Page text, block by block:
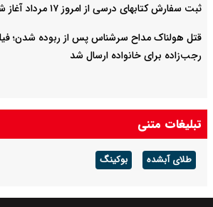
ثبت سفارش کتابهای درسی از امروز ۱۷ مرداد آغاز شد
قتل هولناک مداح سرشناس پس از ربوده شدن؛
رجب‌زاده برای خانواده ارسال شد
تبلیغات متنی
طلای آبشده بوکینگ